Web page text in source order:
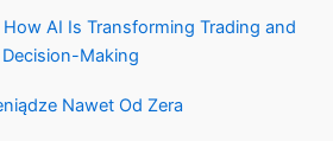
AI Is Transforming Trading and
Making
Nawet Od Zera